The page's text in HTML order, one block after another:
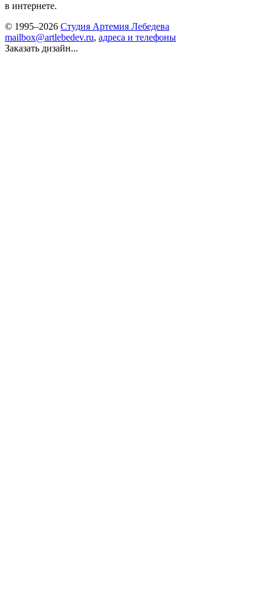
в интернете.
© 1995–2026 Студия Артемия Лебедева
mailbox@artlebedev.ru, адреса и телефоны
Заказать дизайн...